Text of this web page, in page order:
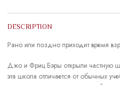
DESCRIPTION
Рано или поздно приходит время
Джо и Фриц Бэры открыли частную
эта школа отличается от обычных